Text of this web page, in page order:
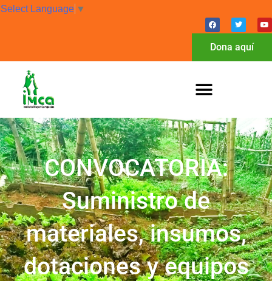
Select Language ▼
Dona aquí
CONVOCATORIA:
Suministro de
materiales, insumos,
dotaciones y equipos